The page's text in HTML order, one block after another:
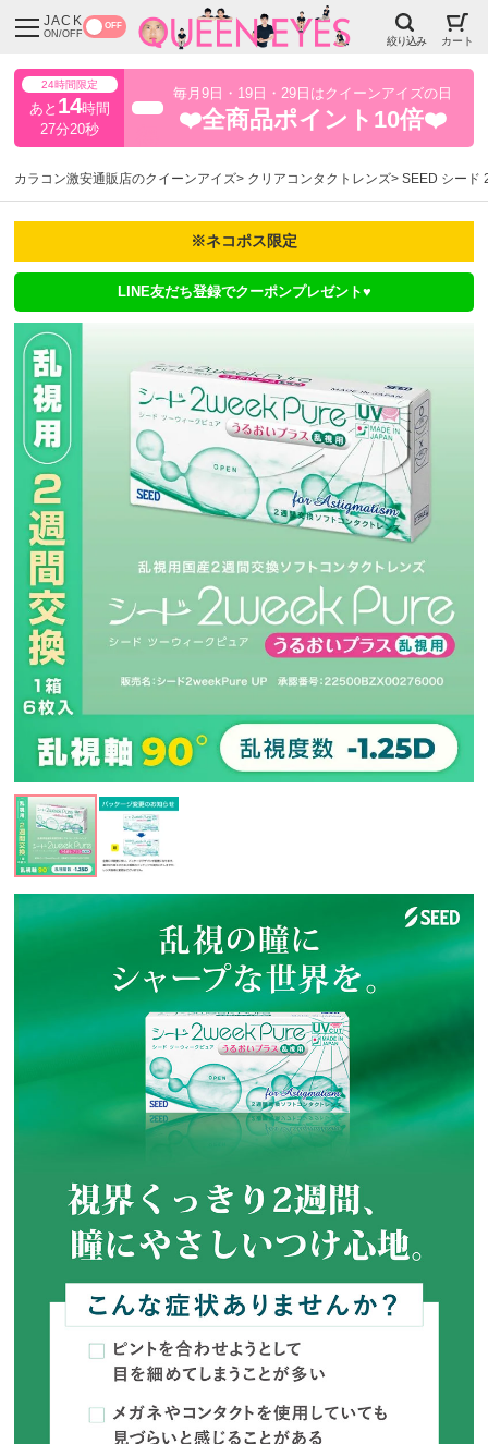
JACK
ON/OFF
OFF
絞り込み カート
24時間限定
あと 14時間
27分19秒
毎月9日・19日・29日はクイーンアイズの日
❤️全商品ポイント10倍❤️
カラコン激安通販店のクイーンアイズ クリアコンタクトレンズ SEED シード
※ネコポス限定
LINE友だち登録でクーポンプレゼント♥